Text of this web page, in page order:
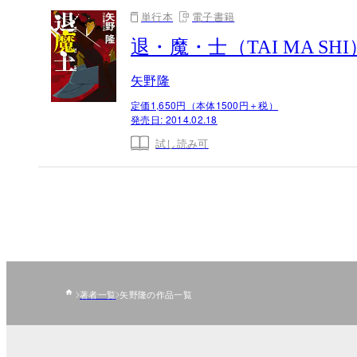
単行本 電子書籍
退・魔・士（TAI MA SHI
矢野隆
定価1,650円（本体1500円＋税）
発売日: 2014.02.18
試し読み可
著者一覧 矢野隆の作品一覧